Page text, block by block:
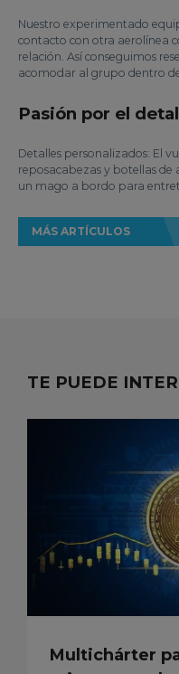
Nuestro experimentado
contacto con otra aerolínea
relación. Así conseguimos
acomodar al grupo dentro
Pasión por el
Detalles personalizados: El
reposacabezas y botellas
un mago a bordo para
MÁS ARTÍCULOS
TE PUEDE
Multichárter